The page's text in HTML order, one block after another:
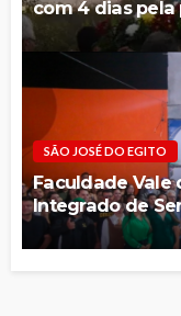
com 4 dias pela
SÃO JOSÉ DO EGITO
Faculdade Vale
Integrado de